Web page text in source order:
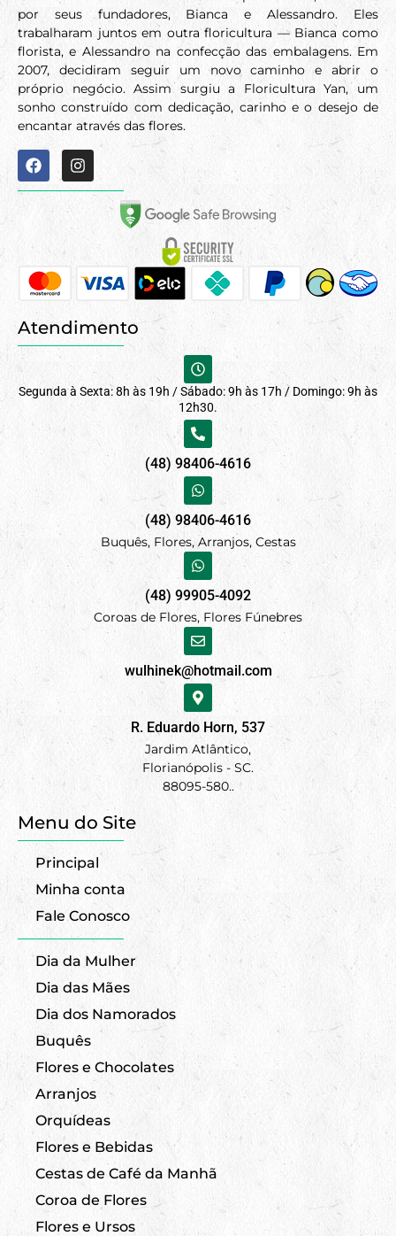
por seus fundadores, Bianca e Alessandro. Eles
trabalharam juntos em outra floricultura — Bianca como
florista, e Alessandro na confecção das embalagens. Em
2007, decidiram seguir um novo caminho e abrir o
próprio negócio. Assim surgiu a Floricultura Yan, um
sonho construído com dedicação, carinho e o desejo de
encantar através das flores.
Atendimento
Segunda à Sexta: 8h às 19h / Sábado: 9h às 17h / Domingo: 9h às
12h30.
(48) 98406-4616
(48) 98406-4616
Buquês, Flores, Arranjos, Cestas
(48) 99905-4092
Coroas de Flores, Flores Fúnebres
wulhinek@hotmail.com
R. Eduardo Horn, 537
Jardim Atlântico,
Florianópolis - SC.
88095-580..
Menu do Site
Principal
Minha conta
Fale Conosco
Dia da Mulher
Dia das Mães
Dia dos Namorados
Buquês
Flores e Chocolates
Arranjos
Orquídeas
Flores e Bebidas
Cestas de Café da Manhã
Coroa de Flores
Flores e Ursos